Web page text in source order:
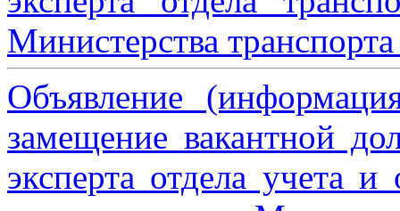
Министерства
Объявление
замещение вакантной
эксперта отдела учета и